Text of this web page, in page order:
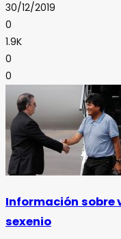
30/12/2019
0
1.9K
0
0
Información sobre
sexenio